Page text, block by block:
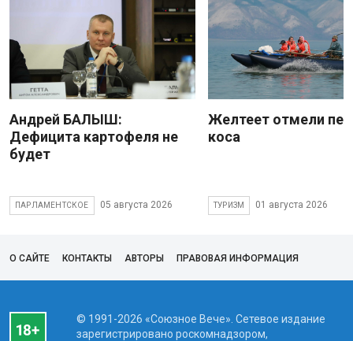
Андрей БАЛЫШ:
Дефицита картофеля не
будет
ПАРЛАМЕНТСКОЕ 05 августа 2026
Желтеет отмели
коса
ТУРИЗМ 01 августа 2026
О САЙТЕ КОНТАКТЫ АВТОРЫ ПРАВОВАЯ ИНФОРМАЦИЯ
© 1991-2026 «Союзное Вече». Сетевое издание
зарегистрировано роскомнадзором,